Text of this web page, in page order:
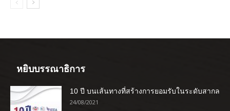
หยิบบรรณาธิการ
10 ปี บนเส้นทางที่สร้างการยอมรับในระดับสากล
24/08/2021